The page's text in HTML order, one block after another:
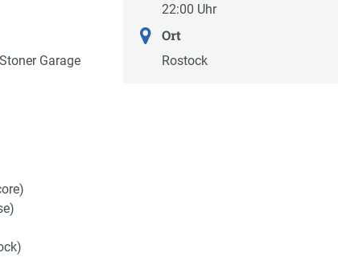
22:00 Uhr
Ort
Rostock
Garage